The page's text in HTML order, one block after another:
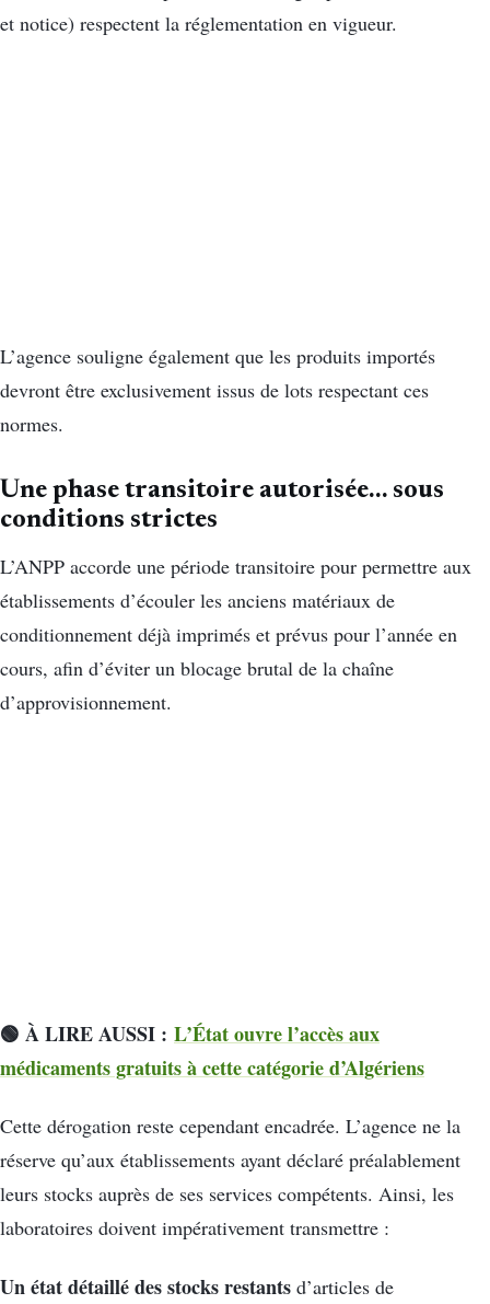
et notice) respectent la réglementation en vigueur.
L’agence souligne également que les produits importés
devront être exclusivement issus de lots respectant ces
normes.
Une phase transitoire autorisée… sous
conditions strictes
L’ANPP accorde une période transitoire pour permettre aux
établissements d’écouler les anciens matériaux de
conditionnement déjà imprimés et prévus pour l’année en
cours, afin d’éviter un blocage brutal de la chaîne
d’approvisionnement.
🟢 À LIRE AUSSI : L’État ouvre l’accès aux
médicaments gratuits à cette catégorie d’Algériens
Cette dérogation reste cependant encadrée. L’agence ne la
réserve qu’aux établissements ayant déclaré préalablement
leurs stocks auprès de ses services compétents. Ainsi, les
laboratoires doivent impérativement transmettre :
Un état détaillé des stocks restants d’articles de